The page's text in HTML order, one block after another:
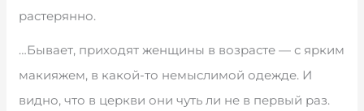
растерянно.
…Бывает, приходят женщины в возрасте — с ярким
макияжем, в какой-то немыслимой одежде. И
видно, что в церкви они чуть ли не в первый раз.